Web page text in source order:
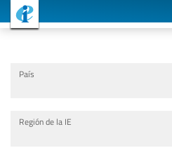
País
Región de la IE